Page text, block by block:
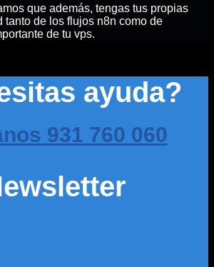
que además, tengas tus propias
tanto de los flujos n8n como de
de tu vps.
ayuda?
931 760 060